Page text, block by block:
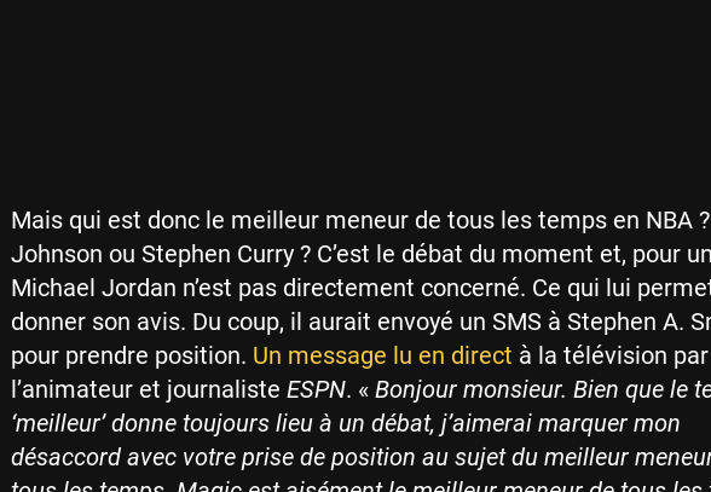
Mais qui est donc le meilleur meneur de tous les temps en NBA
Johnson ou Stephen Curry ? C’est le débat du moment et, pour
Michael Jordan n’est pas directement concerné. Ce qui lui
donner son avis. Du coup, il aurait envoyé un SMS à Stephen A.
pour prendre position. Un message lu en direct à la télévision par
l’animateur et journaliste ESPN. « Bonjour monsieur. Bien que le
‘meilleur’ donne toujours lieu à un débat, j’aimerai marquer mon
désaccord avec votre prise de position au sujet du meilleur